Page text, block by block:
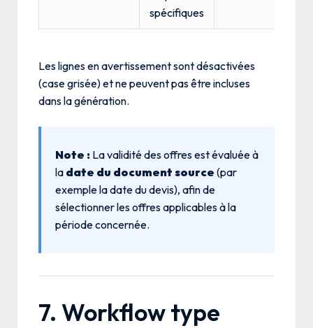
spécifiques
Les lignes en avertissement sont désactivées
(case grisée) et ne peuvent pas être incluses
dans la génération.
Note : La validité des offres est évaluée à
la date du document source (par
exemple la date du devis), afin de
sélectionner les offres applicables à la
période concernée.
7. Workflow type